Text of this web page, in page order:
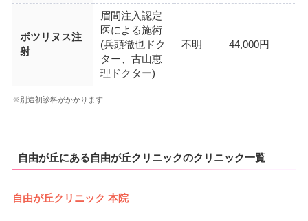
ボツリヌス注
射
眉間注入認定
医による施術
(兵頭徹也ドク
ター、古山恵
理ドクター)
不明 44,000円
※別途初診料がかかります
自由が丘にある自由が丘クリニックのクリニック一覧
自由が丘クリニック 本院